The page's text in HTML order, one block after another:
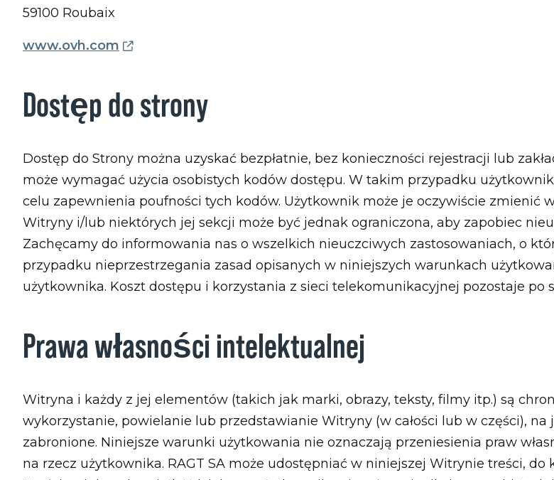
59100 Roubaix
www.ovh.com
Dostęp do strony
Dostęp do Strony można uzyskać bezpłatnie, bez konieczności rejestracji lub
może wymagać użycia osobistych kodów dostępu. W takim przypadku
celu zapewnienia poufności tych kodów. Użytkownik może je oczywiście zmienić
Witryny i/lub niektórych jej sekcji może być jednak ograniczona, aby zapobiec
Zachęcamy do informowania nas o wszelkich nieuczciwych zastosowaniach, o
przypadku nieprzestrzegania zasad opisanych w niniejszych warunkach
użytkownika. Koszt dostępu i korzystania z sieci telekomunikacyjnej pozostaje po
Prawa własności intelektualnej
Witryna i każdy z jej elementów (takich jak marki, obrazy, teksty, filmy itp.) są
wykorzystanie, powielanie lub przedstawianie Witryny (w całości lub w części),
zabronione. Niniejsze warunki użytkowania nie oznaczają przeniesienia praw
na rzecz użytkownika. RAGT SA może udostępniać w niniejszej Witrynie treści,